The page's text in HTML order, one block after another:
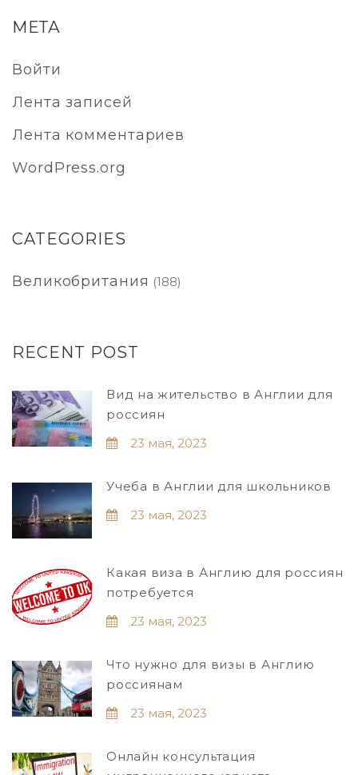
МЕТА
Войти
Лента записей
Лента комментариев
WordPress.org
CATEGORIES
Великобритания (188)
RECENT POST
Вид на жительство в Англии для
россиян
23 мая, 2023
Учеба в Англии для школьников
23 мая, 2023
Какая виза в Англию для россиян
потребуется
23 мая, 2023
Что нужно для визы в Англию
россиянам
23 мая, 2023
Онлайн консультация